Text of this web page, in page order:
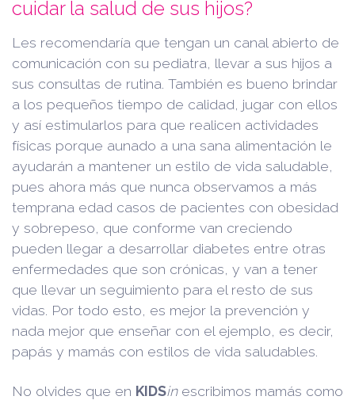
cuidar la salud de sus hijos?
Les recomendaría que tengan un canal abierto de
comunicación con su pediatra, llevar a sus hijos a
sus consultas de rutina. También es bueno brindar
a los pequeños tiempo de calidad, jugar con ellos
y así estimularlos para que realicen actividades
físicas porque aunado a una sana alimentación le
ayudarán a mantener un estilo de vida saludable,
pues ahora más que nunca observamos a más
temprana edad casos de pacientes con obesidad
y sobrepeso, que conforme van creciendo
pueden llegar a desarrollar diabetes entre otras
enfermedades que son crónicas, y van a tener
que llevar un seguimiento para el resto de sus
vidas. Por todo esto, es mejor la prevención y
nada mejor que enseñar con el ejemplo, es decir,
papás y mamás con estilos de vida saludables.
No olvides que en KIDSinescribimos mamás como